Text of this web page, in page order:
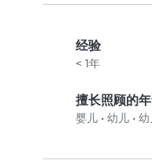
经验
< 1年
擅长照顾的
婴儿 • 幼儿 • 幼